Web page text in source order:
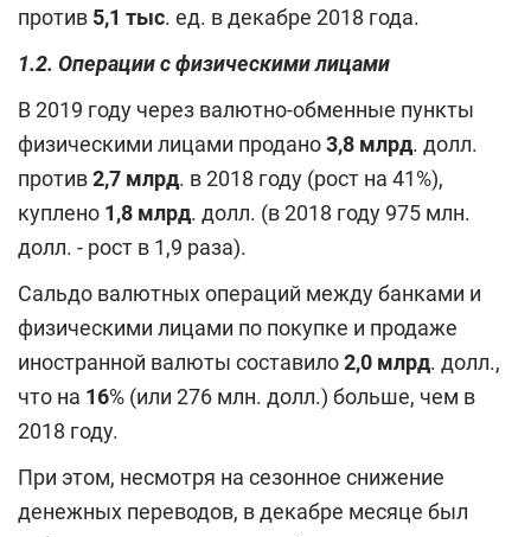
против 5,1 тыс. ед. в декабре 2018 года.
1.2. Операции с физическими лицами
В 2019 году через валютно-обменные пункты
физическими лицами продано3,8 млрд. долл.
против2,7 млрд. в 2018 году (рост на 41%),
куплено 1,8 млрд. долл. (в 2018 году 975 млн.
долл. - рост в 1,9 раза).
Сальдо валютных операций между банками и
физическими лицами по покупке и продаже
иностранной валюты составило2,0 млрд. долл.,
что на 16% (или 276 млн. долл.) больше, чем в
2018 году.
При этом, несмотря на сезонное снижение
денежных переводов, в декабре месяце был